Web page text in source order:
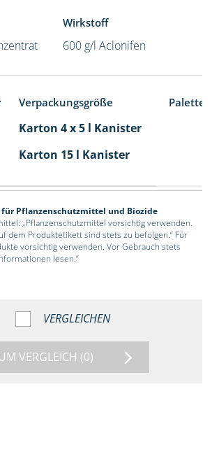
Wirkstoff
600 g/l Aclonifen
Verpackungsgröße
Karton 4 x 5 l Kanister
Karton 15 l Kanister
Pflanzenschutzmittel und Biozide
„Pflanzenschutzmittel vorsichtig verwenden.
dem Produktetikett sind stets zu befolgen.“ Für
vorsichtig verwenden. Vor Gebrauch stets
lesen.“
VERGLEICHEN
VERGLEICH (0)